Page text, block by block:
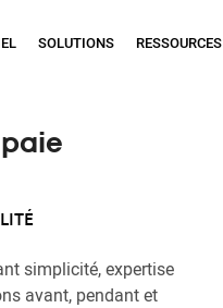
SOLUTIONS RESSOURCES
simplicité, expertise
avant, pendant et